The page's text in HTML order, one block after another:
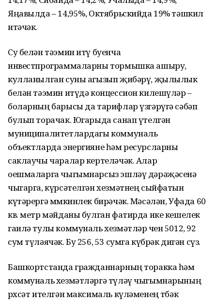
Яңавылда – 14,95%, Октябрьскийда 19% тәшкил
итәчәк.
Су белән тәэмин итү буенча
инвестпрограммаларны тормышка ашыру,
кулланылган суны агызып җибәрү, җылылык
белән тәэмин итүдә концессион килешүләр –
боларның барысы да тарифлар үзгәрүгә сәбәп
булып торачак. Югарыда санап үтелгән
муниципалитетлардагы коммуналь
объектларда энергияне һәм ресурсларны
саклаучы чаралар кертеләчәк. Алар
оешмаларга чыгымнарсыз эшләү дәрәҗәсенә
чыгарга, күрсәтелгән хезмәтнең сыйфатын
күтәрергә мөмкинлек бирәчәк. Мәсәлән, Уфада 60
кв. метр мәйданы булган фатирда ике кешелек
гаилә тулы коммуналь хезмәтләр өчен 5012, 92
сум түләячәк. Бу 256, 53 сумга күбрәк дигән сүз.
Башкортстанда гражданнарның торакка һәм
коммуналь хезмәтләргә түләү чыгымнарының
рөхсәт ителгән максималь күләменең төбәк